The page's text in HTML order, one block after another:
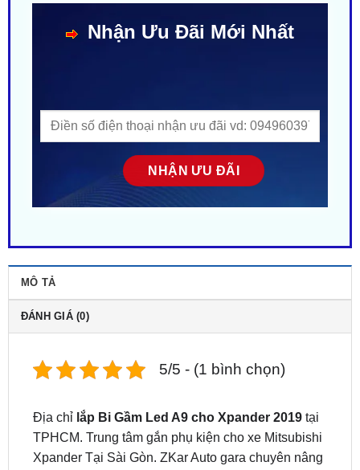
ĐÁNH GIÁ (0)
Địa chỉ lắp Bi Gầm Led A9 cho Xpander 2019
Xpander Tại Sài Gòn. ZKar Auto gara chuyên nâng
cấp lắp đặt phụ kiện đồ chơi ô tô tại TPHCM.
Chuyên gắn, độ phụ kiện cho các hãng xe uy tín